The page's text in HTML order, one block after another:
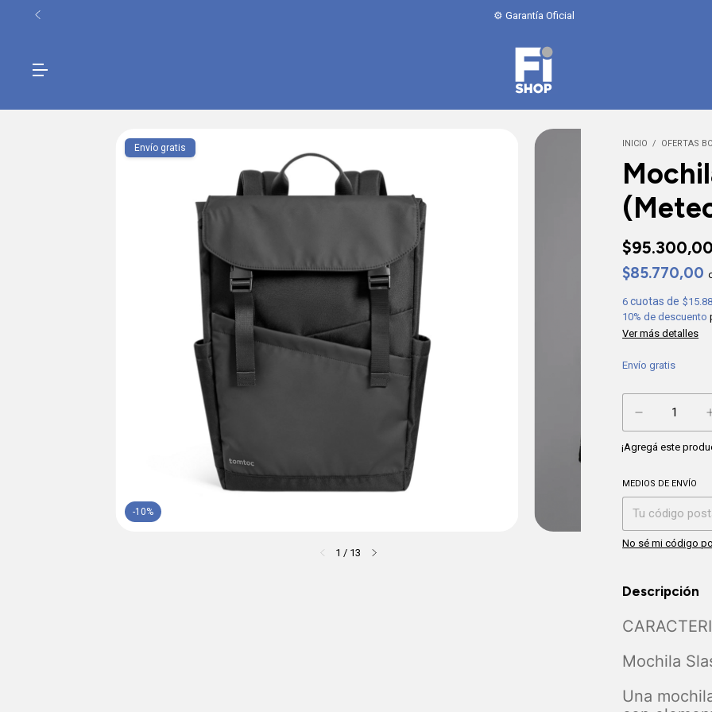
-10%
Envío gratis
1 / 13
INICIO / OFERTAS
$95.300,00
$85.770,00
6
10% de descuento
Ver más detalles
Envío gratis
¡Agregá este
Entregas para el CP:
MEDIOS DE ENVÍO
No sé mi código
Descripción
Mochila
Una